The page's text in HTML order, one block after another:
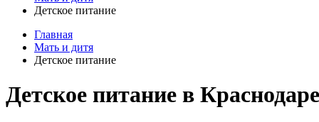
Детское питание
Главная
Мать и дитя
Детское питание
Детское питание в Краснодаре